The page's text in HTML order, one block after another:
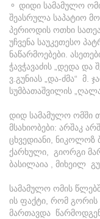
⚬ დიდი სამამულო
შეასრულა საპატიო
პერიოდის ოთხი
უჩვენა საუკეთესო
ნაწარმოებები.
ჭავჭავაძის „დედა
ვ.გუნიას „და-ძმა“ მ.
სუმბათაშვილის
დიდ სამამულო ომში
მსახიობები: არშაკ
ცხვედიანი, ნიკოლოზ
ქარხული, გიორგი
ბასილაია , მიხეილ
სამამულო ომის
ის ფაქტი, რომ გორის
მართავდა